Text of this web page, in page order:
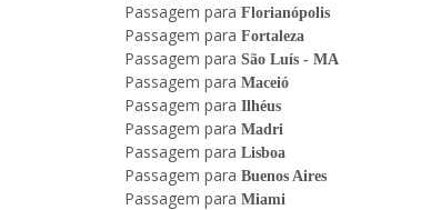
Passagem para Florianópolis
Passagem para Fortaleza
Passagem para São Luís - MA
Passagem para Maceió
Passagem para Ilhéus
Passagem para Madri
Passagem para Lisboa
Passagem para Buenos Aires
Passagem para Miami